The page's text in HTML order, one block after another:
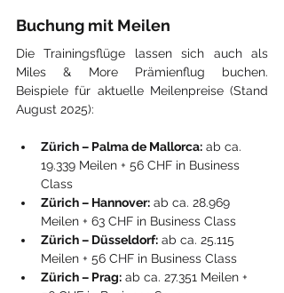
Buchung mit Meilen
Die Trainingsflüge lassen sich auch als
Miles & More Prämienflug buchen.
Beispiele für aktuelle Meilenpreise (Stand
August 2025):
Zürich – Palma de Mallorca: ab ca.
19.339 Meilen + 56 CHF in Business
Class
Zürich – Hannover: ab ca. 28.969
Meilen + 63 CHF in Business Class
Zürich – Düsseldorf: ab ca. 25.115
Meilen + 56 CHF in Business Class
Zürich – Prag: ab ca. 27.351 Meilen +